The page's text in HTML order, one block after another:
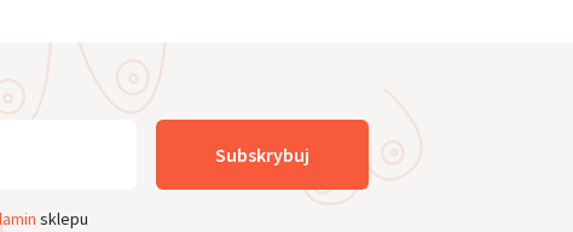
Subskrybuj
sklepu